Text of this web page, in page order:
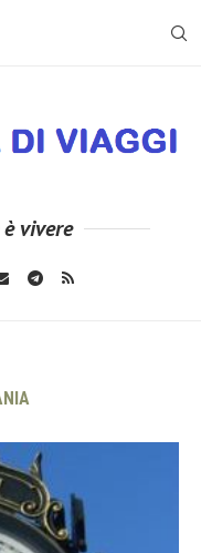
vivere